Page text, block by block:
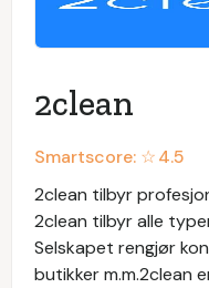
2clean
Smartscore: ☆4.5
2clean tilbyr
2clean tilbyr alle
Selskapet rengjør
butikker m.m.2clean